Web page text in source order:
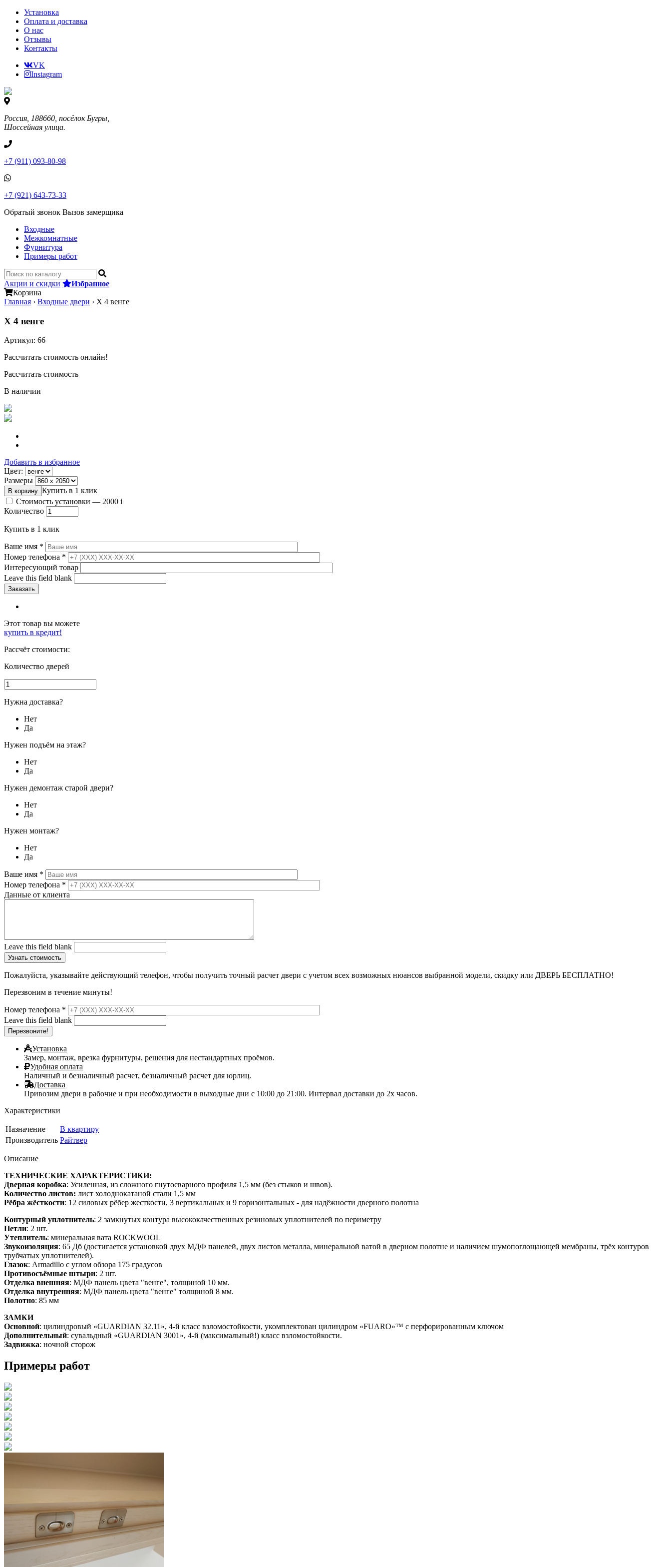
Установка
Оплата и доставка
О нас
Отзывы
Контакты
VK
Instagram
Россия, 188660, посёлок Бугры,
Шоссейная улица.
+7 (911) 093-80-98
+7 (921) 643-73-33
Обратый звонок Вызов замерщика
Входные
Межкомнатные
Фурнитура
Примеры работ
Акции и скидки Избранное
Корзина
Главная › Входные двери › Х 4 венге
Х 4 венге
Артикул: 66
Рассчитать стоимость онлайн!
Рассчитать стоимость
В наличии
Добавить в избранное
Цвет:
Размеры
Купить в 1 клик
Стоимость установки — 2000 i
Количество
Купить в 1 клик
Ваше имя *
Номер телефона *
Интересующий товар
Leave this field blank
Этот товар вы можете
купить в кредит!
Рассчёт стоимости:
Количество дверей
Нужна доставка?
Нет
Да
Нужен подъём на этаж?
Нет
Да
Нужен демонтаж старой двери?
Нет
Да
Нужен монтаж?
Нет
Да
Ваше имя *
Номер телефона *
Данные от клиента
Leave this field blank
Пожалуйста, указывайте действующий телефон, чтобы получить точный расчет двери с учетом всех возможных нюансов выбранной модели, скидку или ДВЕРЬ БЕСПЛАТНО!
Перезвоним в течение минуты!
Номер телефона *
Leave this field blank
Установка
Замер, монтаж, врезка фурнитуры, решения для нестандартных проёмов.
Удобная оплата
Наличный и безналичный расчет, безналичный расчет для юрлиц.
Доставка
Привозим двери в рабочие и при необходимости в выходные дни с 10:00 до 21:00. Интервал доставки до 2х часов.
Характеристики
Назначение
В квартиру
Производитель Райтвер
Описание
ТЕХНИЧЕСКИЕ ХАРАКТЕРИСТИКИ:
Дверная коробка: Усиленная, из сложного гнутосварного профиля 1,5 мм (без стыков и швов).
Количество листов: лист холоднокатаной стали 1,5 мм
Рёбра жёсткости: 12 силовых рёбер жесткости, 3 вертикальных и 9 горизонтальных - для надёжности дверного полотна
Контурный уплотнитель: 2 замкнутых контура высококачественных резиновых уплотнителей по периметру
Петли: 2 шт.
Утеплитель: минеральная вата ROCKWOOL
Звукоизоляция: 65 Дб (достигается установкой двух МДФ панелей, двух листов металла, минеральной ватой в дверном полотне и наличием шумопоглощающей мембраны, трёх контуров
трубчатых уплотнителей).
Глазок: Armadillo с углом обзора 175 градусов
Противосъёмные штыри: 2 шт.
Отделка внешняя: МДФ панель цвета "венге", толщиной 10 мм.
Отделка внутренняя: МДФ панель цвета "венге" толщиной 8 мм.
Полотно: 85 мм
ЗАМКИ
Основной: цилиндровый «GUARDIAN 32.11», 4-й класс взломостойкости, укомплектован цилиндром «FUARO»™ с перфорированным ключом
Дополнительный: сувальдный «GUARDIAN 3001», 4-й (максимальный!) класс взломостойкости.
Задвижка: ночной сторож
Примеры работ